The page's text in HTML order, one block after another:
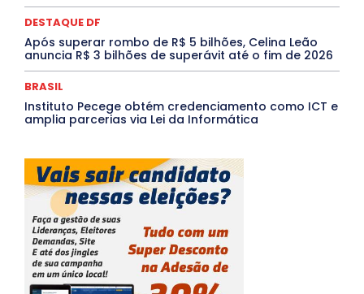
DESTAQUE DF
Após superar rombo de R$ 5 bilhões, Celina Leão
anuncia R$ 3 bilhões de superávit até o fim de 2026
BRASIL
Instituto Pecege obtém credenciamento como ICT e
amplia parcerias via Lei da Informática